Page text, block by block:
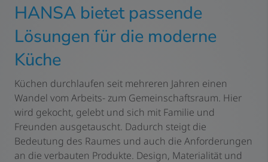
HANSA bietet passende
Lösungen für die moderne
Küche
Küchen durchlaufen seit mehreren Jahren einen
Wandel vom Arbeits- zum Gemeinschaftsraum. Hier
wird gekocht, gelebt und sich mit Familie und
Freunden ausgetauscht. Dadurch steigt die
Bedeutung des Raumes und auch die Anforderungen
an die verbauten Produkte. Design, Materialität und